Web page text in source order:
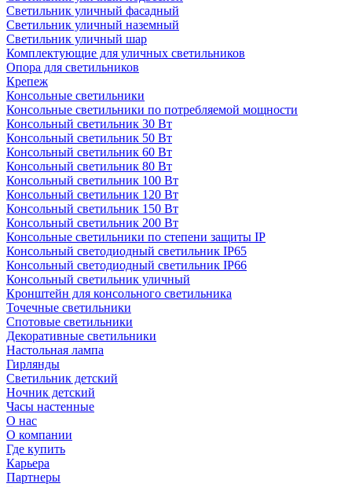
Светильник уличный фасадный
Светильник уличный наземный
Cветильник уличный шар
Комплектующие для уличных светильников
Опора для светильников
Крепеж
Консольные светильники
Консольные светильники по потребляемой мощности
Консольный светильник 30 Вт
Консольный светильник 50 Вт
Консольный светильник 60 Вт
Консольный светильник 80 Вт
Консольный светильник 100 Вт
Консольный светильник 120 Вт
Консольный светильник 150 Вт
Консольный светильник 200 Вт
Консольные светильники по степени защиты IP
Консольный светодиодный светильник IP65
Консольный светодиодный светильник IP66
Консольный светильник уличный
Кронштейн для консольного светильника
Точечные светильники
Спотовые светильники
Декоративные светильники
Настольная лампа
Гирлянды
Светильник детский
Ночник детский
Часы настенные
О нас
О компании
Где купить
Карьера
Партнеры